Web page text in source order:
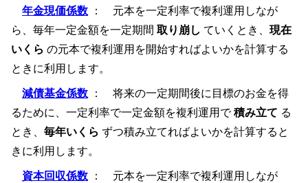
年金現価係数 ： 元本を一定利率で複利運用しなが
ら、毎年一定金額を一定期間 取り崩し ていくとき、 現在
いくら の元本で複利運用を開始すればよいかを計算する
ときに利用します。
減債基金係数 ： 将来の一定期間後に目標のお金を得
るために、一定利率で一定金額を複利運用で積み立て る
とき、 毎年いくら ずつ積み立てればよいかを計算すると
きに利用します。
資本回収係数 ： 元本を一定利率で複利運用しなが